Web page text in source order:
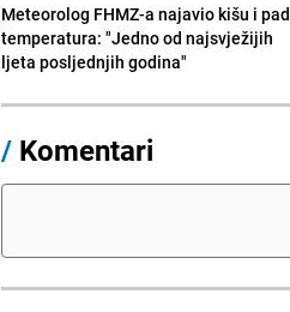
Meteorolog FHMZ-a najavio kišu i pad
temperatura: "Jedno od najsvježijih
ljeta posljednjih godina"
/ Komentari